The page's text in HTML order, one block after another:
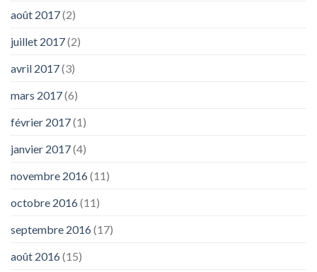
août 2017(2)
juillet 2017(2)
avril 2017(3)
mars 2017(6)
février 2017(1)
janvier 2017(4)
novembre 2016(11)
octobre 2016(11)
septembre 2016(17)
août 2016(15)